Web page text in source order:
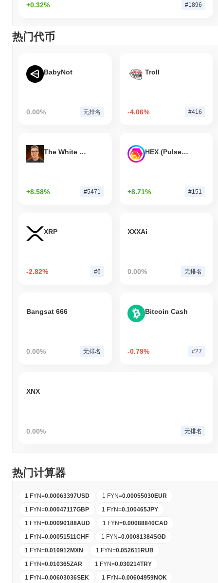
+0.32% #1896
热门代币
BabyNot
0.00% 无排名
Troll
-4.06% #416
The White Bull
+8.58% #5471
HEX (Pulsechain)
+8.71% #151
XRP
-2.82% #6
XXXAi
0.00% 无排名
Bangsat 666
0.00% 无排名
Bitcoin Cash
-0.79% #27
XNX
0.00% 无排名
热门计算器
1 FYN=0.00063397USD 1 FYN=0.00055030EUR
1 FYN=0.00047117GBP 1 FYN=0.100465JPY
1 FYN=0.00090188AUD 1 FYN=0.00088840CAD
1 FYN=0.00051511CHF 1 FYN=0.00081384SGD
1 FYN=0.010912MXN 1 FYN=0.052611RUB
1 FYN=0.010365ZAR 1 FYN=0.030214TRY
1 FYN=0.00603036SEK 1 FYN=0.00604959NOK